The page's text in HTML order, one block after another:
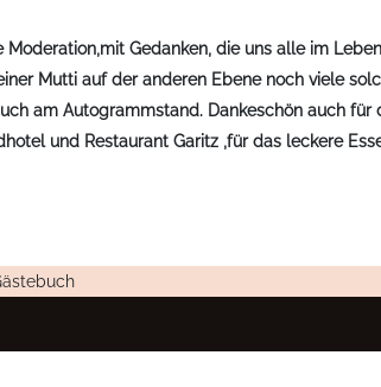
Moderation,mit Gedanken, die uns alle im
Mutti auf der anderen Ebene noch viele
am Autogrammstand. Dankeschön auch
und Restaurant Garitz ,für das leckere